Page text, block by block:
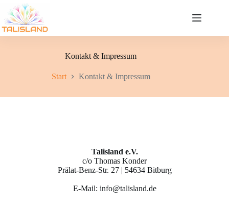
Inhalt
springen
Kontakt & Impressum
Start Kontakt & Impressum
Talisland e.V.
c/o Thomas Konder
Prälat-Benz-Str. 27 | 54634 Bitburg
E-Mail: info@talisland.de